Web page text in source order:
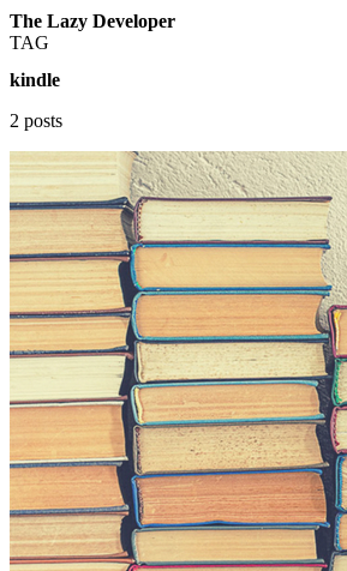
The Lazy Developer
TAG
kindle
2 posts